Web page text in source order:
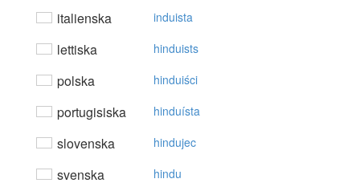
italienska induista
lettiska hinduists
polska hinduiści
portugisiska hinduísta
slovenska hindujec
svenska hindu